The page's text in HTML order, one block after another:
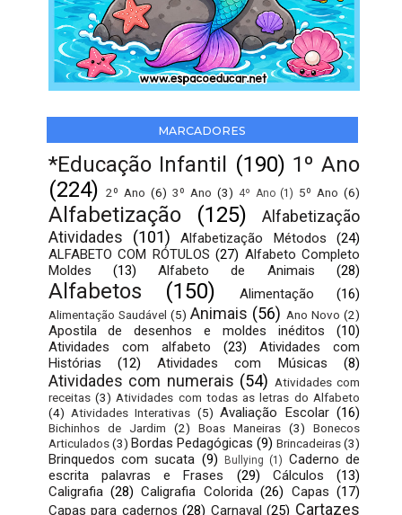
MARCADORES
*Educação Infantil (190) 1º Ano
(224) 2º Ano (6) 3º Ano (3) 4º Ano (1) 5º Ano (6)
Alfabetização (125)
Alfabetização
Atividades
(101) Alfabetização Métodos
(24)
ALFABETO COM RÓTULOS (27) Alfabeto Completo
Moldes
(13) Alfabeto de Animais (28)
Alfabetos (150) Alimentação (16)
Alimentação Saudável (5) Animais (56) Ano Novo (2)
Apostila de desenhos e moldes inéditos
(10)
Atividades com alfabeto
(23)
Atividades com
Histórias
(12) Atividades com Músicas (8)
Atividades com numerais (54) Atividades com
receitas (3) Atividades com todas as letras do Alfabeto
(4) Atividades Interativas (5) Avaliação Escolar (16)
Bichinhos de Jardim (2) Boas Maneiras (3)
Bonecos
Articulados (3) Bordas Pedagógicas (9) Brincadeiras(3)
Brinquedos com sucata (9) Bullying (1) Caderno de
escrita palavras e Frases
(29) Cálculos
(13)
Caligrafia (28) Caligrafia Colorida (26) Capas (17)
Capas para cadernos (28) Carnaval (25) Cartazes